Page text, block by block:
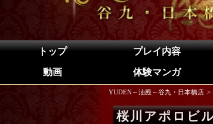
トップ プレイ内容
動画 体験マンガ
YUDEN～油殿～谷九・日本橋店
桜川アポロビ